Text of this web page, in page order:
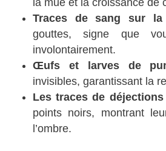
la mue et la croissance de
Traces de sang sur la
gouttes, signe que
involontairement.
Œufs et larves de
invisibles, garantissant la
Les traces de
points noirs, montrant
l’ombre.